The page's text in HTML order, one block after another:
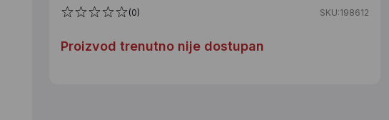
(0) SKU:198612
Proizvod trenutno nije dostupan